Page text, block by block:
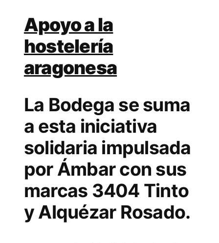
Apoyo a la
hostelería
aragonesa
La Bodega se suma
a esta iniciativa
solidaria impulsada
por Ámbar con sus
marcas 3404 Tinto
y Alquézar Rosado.